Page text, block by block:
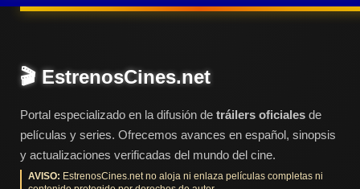
Top
tráilers
del
momento
🎬 EstrenosCines.net
Portal especializado en la difusión de tráilers oficiales de
películas y series. Ofrecemos avances en español, sinopsis
y actualizaciones verificadas del mundo del cine.
AVISO: EstrenosCines.net no aloja ni enlaza películas completas ni